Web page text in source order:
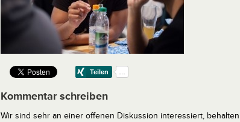
Kommentar schreiben
Wir sind sehr an einer offenen Diskussion interessiert,